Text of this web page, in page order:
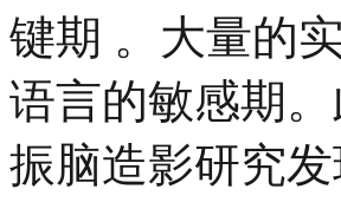
键期 。大量的
语言的敏感期
振脑造影研究